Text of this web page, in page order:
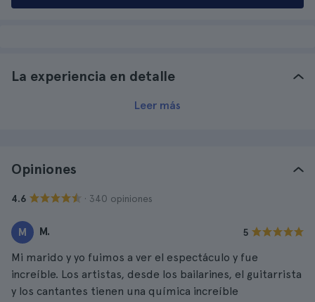
La experiencia en detalle
Leer más
Opiniones
4.6 · 340 opiniones
M M. 5
Mi marido y yo fuimos a ver el espectáculo y fue
increíble. Los artistas, desde los bailarines, el guitarrista
y los cantantes tienen una química increíble